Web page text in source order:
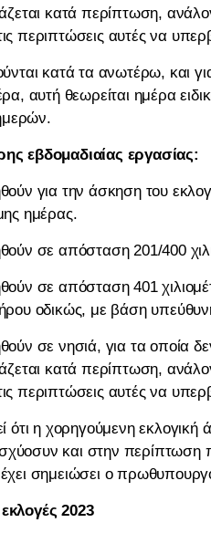
κατά περίπτωση,
περιπτώσεις αυτές να
κατά τα ανωτέρω, και
αυτή θεωρείται ημέρα
εβδομαδιαίας εργασίας:
για την άσκηση του
ημέρας.
σε απόσταση 201/400
σε απόσταση 401
οδικώς, με βάση
σε νησιά, για τα οποία
κατά περίπτωση,
περιπτώσεις αυτές να
ότι η χορηγούμενη
ισχύοσυν και στην
σημειώσει ο
2023